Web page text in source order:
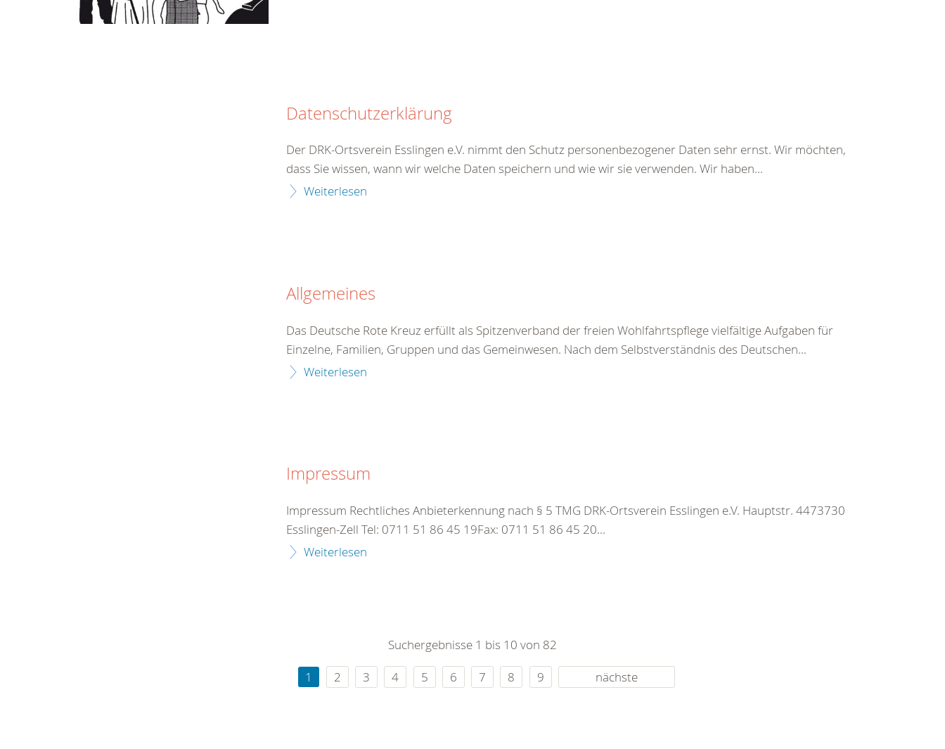
Datenschutzerklärung
Der DRK-Ortsverein Esslingen e.V. nimmt den Schutz personenbezogener Daten sehr ernst. Wir möchten,
dass Sie wissen, wann wir welche Daten speichern und wie wir sie verwenden. Wir haben...
Weiterlesen
Allgemeines
Das Deutsche Rote Kreuz erfüllt als Spitzenverband der freien Wohlfahrtspflege vielfältige Aufgaben für
Einzelne, Familien, Gruppen und das Gemeinwesen. Nach dem Selbstverständnis des Deutschen...
Weiterlesen
Impressum
Impressum Rechtliches Anbieterkennung nach § 5 TMG DRK-Ortsverein Esslingen e.V. Hauptstr. 4473730
Esslingen-Zell Tel: 0711 51 86 45 19Fax: 0711 51 86 45 20...
Weiterlesen
Suchergebnisse 1 bis 10 von 82
1
2 3 4 5 6 7 8 9 nächste